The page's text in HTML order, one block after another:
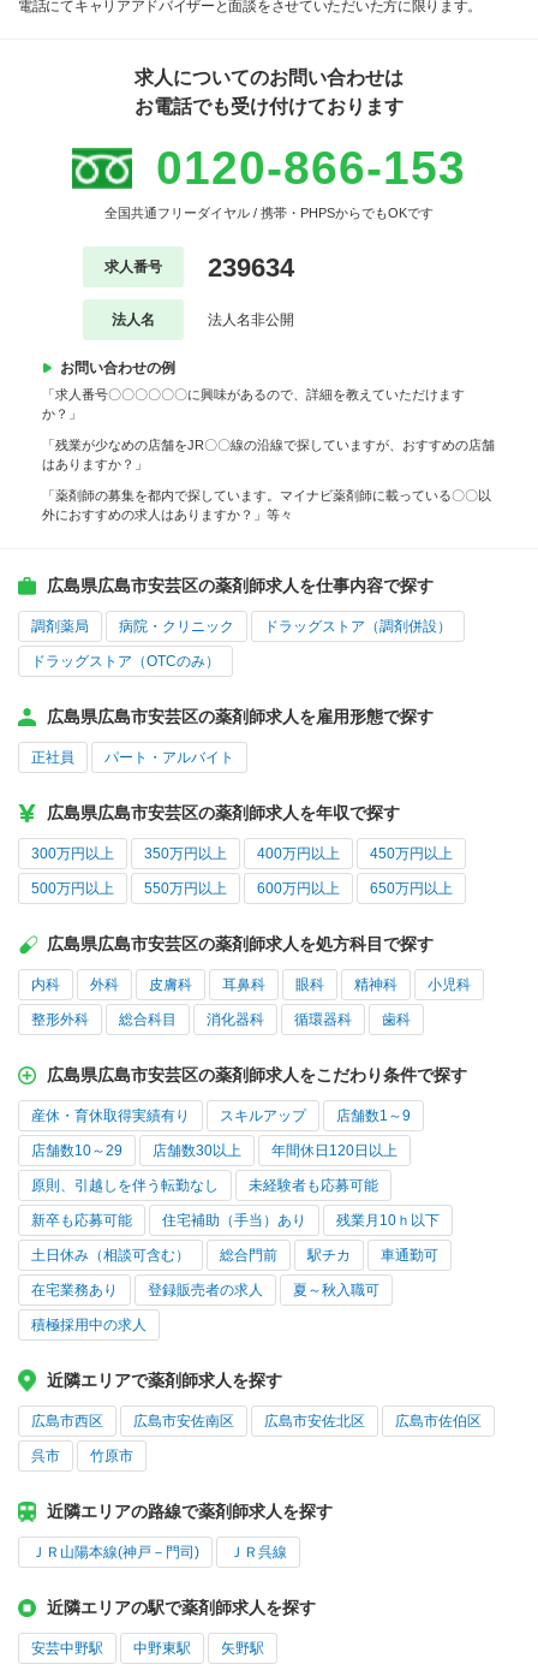
電話にてキャリアアドバイザーと面談をさせていただいた方に限ります。
求人についてのお問い合わせは
お電話でも受け付けております
0120-866-153
全国共通フリーダイヤル / 携帯・PHPSからでもOKです
求人番号 239634
法人名 法人名非公開
お問い合わせの例
「求人番号〇〇〇〇〇〇に興味があるので、詳細を教えていただけます
か？」
「残業が少なめの店舗をJR〇〇線の沿線で探していますが、おすすめの店舗
はありますか？」
「薬剤師の募集を都内で探しています。マイナビ薬剤師に載っている〇〇以
外におすすめの求人はありますか？」等々
広島県広島市安芸区の薬剤師求人を仕事内容で探す
調剤薬局 病院・クリニック ドラッグストア（調剤併設）
ドラッグストア（OTCのみ）
広島県広島市安芸区の薬剤師求人を雇用形態で探す
正社員 パート・アルバイト
広島県広島市安芸区の薬剤師求人を年収で探す
300万円以上 350万円以上 400万円以上 450万円以上
500万円以上 550万円以上 600万円以上 650万円以上
広島県広島市安芸区の薬剤師求人を処方科目で探す
内科 外科 皮膚科 耳鼻科 眼科 精神科 小児科
整形外科 総合科目 消化器科 循環器科 歯科
広島県広島市安芸区の薬剤師求人をこだわり条件で探す
産休・育休取得実績有り スキルアップ 店舗数1～9
店舗数10～29 店舗数30以上 年間休日120日以上
原則、引越しを伴う転勤なし 未経験者も応募可能
新卒も応募可能 住宅補助（手当）あり 残業月10ｈ以下
土日休み（相談可含む） 総合門前 駅チカ 車通勤可
在宅業務あり 登録販売者の求人 夏～秋入職可
積極採用中の求人
近隣エリアで薬剤師求人を探す
広島市西区 広島市安佐南区 広島市安佐北区 広島市佐伯区
呉市 竹原市
近隣エリアの路線で薬剤師求人を探す
ＪＲ山陽本線(神戸－門司) ＪＲ呉線
近隣エリアの駅で薬剤師求人を探す
安芸中野駅 中野東駅 矢野駅